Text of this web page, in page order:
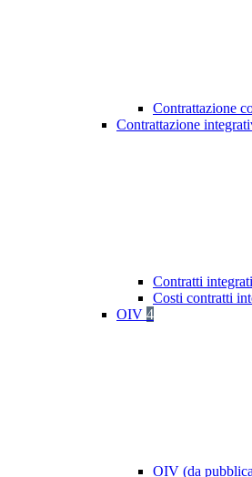
Contrattazione
Contrattazione
Contratti
Costi contratti
OIV 4
OIV (da